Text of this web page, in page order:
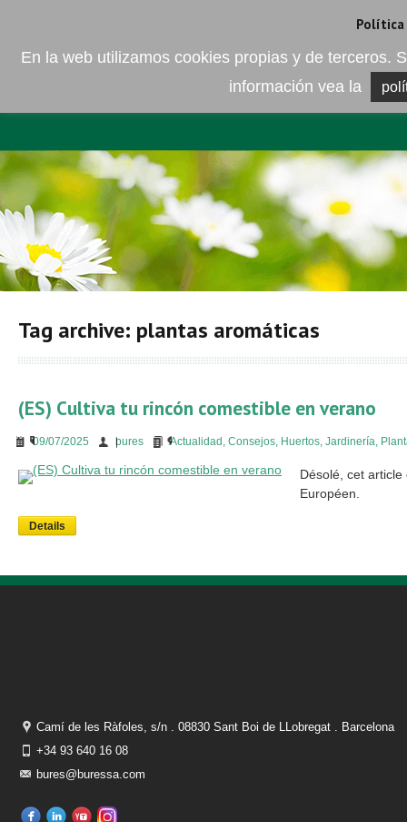
EMPRESA ELEMENTO DEL
Tag archive: plantas aromáticas
(ES) Cultiva tu rincón comestible en verano
09/07/2025 bures Actualidad , Consejos, Huertos, Jardinería,
Désolé, cet
Européen.
Details
Camí de les Ràfoles, s/n . 08830 Sant Boi de LLobregat . Barcelona
+34 93 640 16 08
bures@buressa.com
Política
En la web utilizamos cookies propias y de terceros.
información vea la